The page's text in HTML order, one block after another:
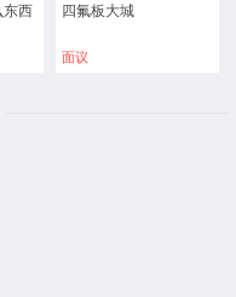
东西 四氟板大城
面议